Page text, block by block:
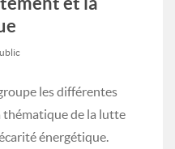
les différentes
thématique de la lutte
énergétique.